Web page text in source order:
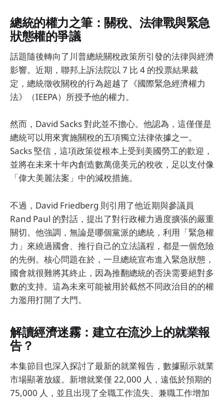
總統的權力之筆：關稅、法律戰與緊急
狀態權的爭議
話題隨後轉向了川普總統關稅政策所引發的法律與經濟
影響。近期，聯邦上訴法院以 7 比 4 的投票結果裁
定，總統徵收關稅的行為超越了《國際緊急經濟權力
法》（IEEPA）所授予他的權力。
然而，David Sacks 對此並不擔心。他認為，這僅僅是
總統可以用來實施關稅的五項獨立法律依據之一。
Sacks 堅信，這項政策從根本上受到美國勞工的歡迎，
並將在未來十年內創造數萬億美元的稅收，足以支付像
「偉大美麗法案」中的減稅措施。
不過，David Friedberg 則引用了他近期與參議員
Rand Paul 的對話，提出了對行政權力過度擴張的嚴重
關切。他強調，無論是哪個黨派的總統，利用「緊急權
力」來繞過國會、推行自己的立法議程，都是一個危險
的先例。核心問題在於，一旦總統宣布進入緊急狀態，
國會就很難將其終止，因為推翻總統的否決需要絕對多
數的支持。這為未來可能被用於截然不同政治目的的權
力濫用打開了大門。
解讀經濟迷霧：建立在流沙上的就業報
告？
本集節目也深入探討了最新的就業報告，數據顯示就業
市場顯著放緩。新增就業僅 22,000 人，遠低於預期的
75,000 人，並且出現了全職工作流失、兼職工作增加